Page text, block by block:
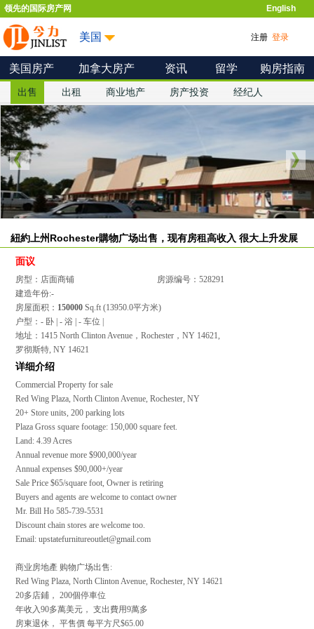
领先的国际房产网 English
美国 注册 登录
美国房产 加拿大房产 资讯 留学 购房指南
出售 出租 商业地产 房产投资 经纪人
紐約上州Rochester購物广场出售，现有房租高收入 很大上升发展
面议
房型：店面商铺
房源编号：528291
建造年份:-
房屋面积： 150000 Sq.ft (13950.0平方米)
户型：- 卧 | - 浴 | - 车位 |
地址：1415 North Clinton Avenue，Rochester，NY 14621,
罗彻斯特, NY 14621
详细介绍
Commercial Property for sale
Red Wing Plaza, North Clinton Avenue, Rochester, NY
20+ Store units, 200 parking lots
Plaza Gross square footage: 150,000 square feet.
Land: 4.39 Acres
Annual revenue more $900,000/year
Annual expenses $90,000+/year
Sale Price $65/square foot, Owner is retiring
Buyers and agents are welcome to contact owner
Mr. Bill Ho 585-739-5531
Discount chain stores are welcome too.
Email: upstatefurnitureoutlet@gmail.com
商业房地產 购物广场出售:
Red Wing Plaza, North Clinton Avenue, Rochester, NY 14621
20多店鋪， 200個停車位
年收入90多萬美元， 支出費用9萬多
房東退休， 平售價 每平方尺$65.00